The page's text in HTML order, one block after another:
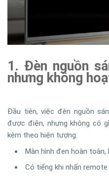
1. Đèn nguồn
nhưng không
Đầu tiên, việc đèn nguồn
được điện, nhưng không có
kèm theo hiện tượng:
Màn hình đen hoàn
Có tiếng khi nhấn